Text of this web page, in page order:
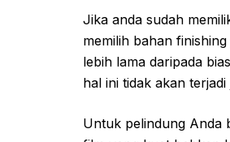
Jika anda sudah
memilih bahan
lebih lama daripada
hal ini tidak akan
Untuk pelindung Anda